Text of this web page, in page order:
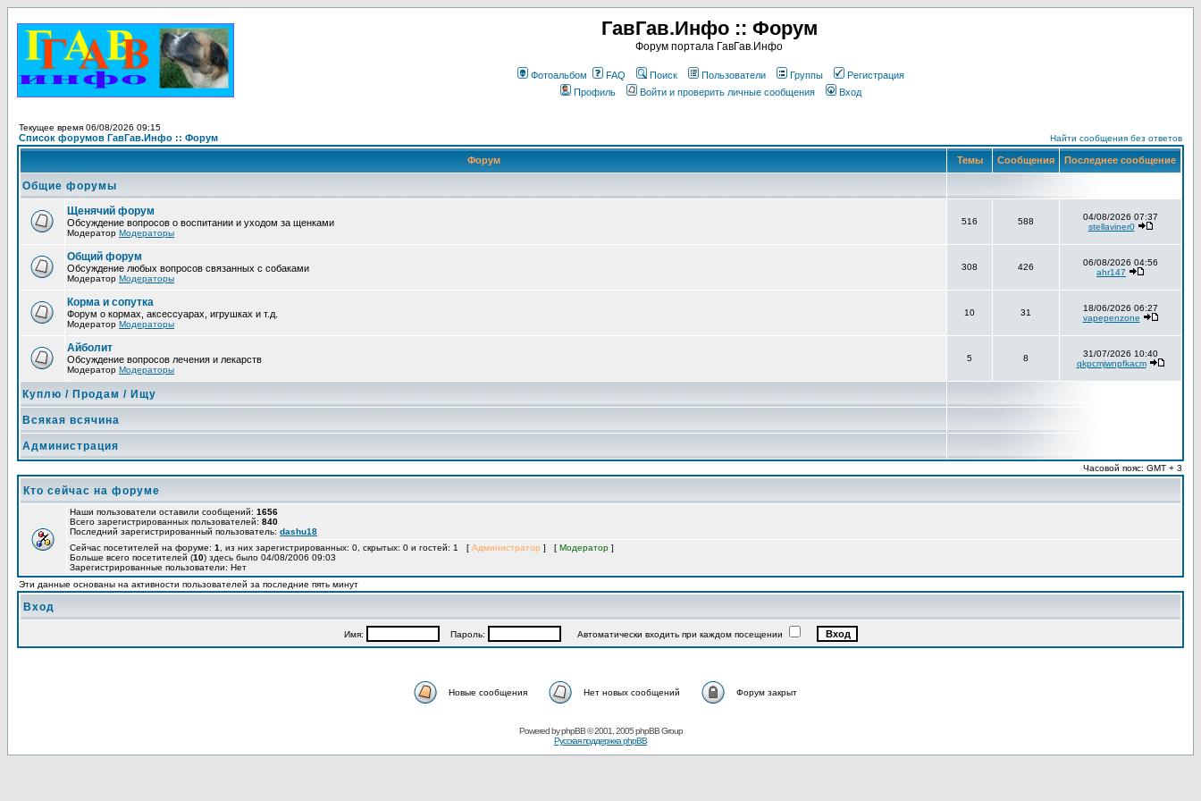
ГавГав.Инфо :: Форум
Форум портала ГавГав.Инфо
Фотоальбом FAQ Поиск Пользователи Группы
Регистрация
Профиль
Войти и проверить личные сообщения Вход
Текущее время 06/08/2026 09:15
Список форумов ГавГав.Инфо :: Форум Найти сообщения без ответов
Форум Темы Сообщения Последнее сообщение
Общие форумы
Щенячий форум
Обсуждение вопросов о воспитании и уходом за щенками
Модератор Модераторы
516 588
04/08/2026 07:37
stellaviner0
Общий форум
Обсуждение любых вопросов связанных с собаками
Модератор Модераторы
308 426
06/08/2026 04:56
ahr147
Корма и сопутка
Форум о кормах, аксессуарах, игрушках и т.д.
Модератор Модераторы
10 31
18/06/2026 06:27
vapepenzone
Айболит
Обсуждение вопросов лечения и лекарств
Модератор Модераторы
5 8
31/07/2026 10:40
qkpcmjwnpfkacm
Куплю / Продам / Ищу
Всякая всячина
Администрация
Часовой пояс: GMT + 3
Кто сейчас на форуме
Наши пользователи оставили сообщений: 1656
Всего зарегистрированных пользователей: 840
Последний зарегистрированный пользователь: dashu18
Сейчас посетителей на форуме: 1 , из них зарегистрированных: 0, скрытых: 0 и гостей: 1 [ Администратор ] [ Модератор ]
Больше всего посетителей (10) здесь было 04/08/2006 09:03
Зарегистрированные пользователи: Нет
Эти данные основаны на активности пользователей за последние пять минут
Вход
Имя: Пароль: Автоматически входить при каждом посещении
Новые сообщения Нет новых сообщений Форум закрыт
Powered byphpBB© 2001, 2005 phpBB Group
Русская поддержка phpBB